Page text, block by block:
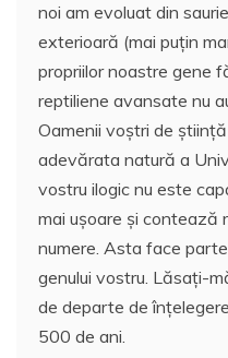
noi am evoluat din
exterioară (mai puțin
propriilor noastre gene
reptiliene avansate nu
Oamenii voștri de
adevărata natură a
vostru ilogic nu este
mai ușoare și contează
numere. Asta face
genului vostru. Lăsați-
de departe de
500 de ani.